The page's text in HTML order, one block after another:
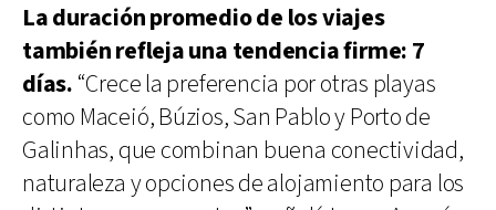
La duración promedio de los viajes
también refleja una tendencia firme: 7
días. “Crece la preferencia por otras playas
como Maceió, Búzios, San Pablo y Porto de
Galinhas, que combinan buena conectividad,
naturaleza y opciones de alojamiento para los